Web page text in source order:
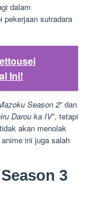
dalam
pekerjaan sutradara
Ini!
Season 2” dan
Darou ka IV”, tetapi
akan menolak
ini juga salah
3